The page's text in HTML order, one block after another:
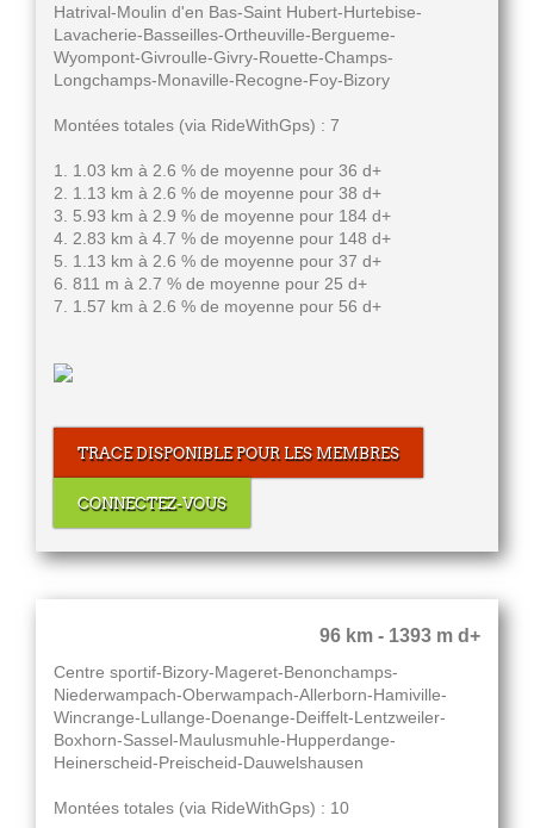
Hatrival-Moulin d'en Bas-Saint Hubert-Hurtebise-
Lavacherie-Basseilles-Ortheuville-Bergueme-
Wyompont-Givroulle-Givry-Rouette-Champs-
Longchamps-Monaville-Recogne-Foy-Bizory
Montées totales (via RideWithGps) : 7
1. 1.03 km à 2.6 % de moyenne pour 36 d+
2. 1.13 km à 2.6 % de moyenne pour 38 d+
3. 5.93 km à 2.9 % de moyenne pour 184 d+
4. 2.83 km à 4.7 % de moyenne pour 148 d+
5. 1.13 km à 2.6 % de moyenne pour 37 d+
6. 811 m à 2.7 % de moyenne pour 25 d+
7. 1.57 km à 2.6 % de moyenne pour 56 d+
TRACE DISPONIBLE POUR LES MEMBRES
CONNECTEZ-VOUS
96 km - 1393 m d+
Centre sportif-Bizory-Mageret-Benonchamps-
Niederwampach-Oberwampach-Allerborn-Hamiville-
Wincrange-Lullange-Doenange-Deiffelt-Lentzweiler-
Boxhorn-Sassel-Maulusmuhle-Hupperdange-
Heinerscheid-Preischeid-Dauwelshausen
Montées totales (via RideWithGps) : 10